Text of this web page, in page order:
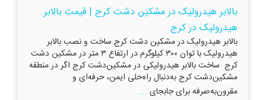
بالابر هیدرولیک در مشکین دشت کرج | قیمت بالابر
هیدرولیک در کرج
بالابر هیدرولیک در مشکین دشت کرج ساخت و نصب بالابر
هیدرولیک با توان ۳۰۰ کیلوگرم در ارتفاع ۳ متر در مشکین دشت
کرج ساخت بالابر هیدرولیکی در مشکین‌دشت کرج اگر در منطقه
مشکین‌دشت کرج به‌دنبال راه‌حلی ایمن، حرفه‌ای و
مقرون‌به‌صرفه برای جابجای ...